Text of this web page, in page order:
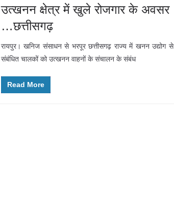
उत्खनन क्षेत्र में खुले रोजगार के अवसर
…छत्तीसगढ़
रायपुर। खनिज संसाधन से भरपूर छत्तीसगढ़ राज्य में खनन उद्योग से
संबंधित चालकों को उत्खनन वाहनों के संचालन के संबंध
Read More